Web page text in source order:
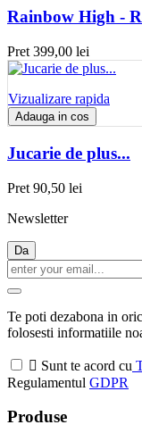
Rainbow High -
Pret 399,00 lei
Vizualizare rapida
Adauga in cos
Jucarie de plus...
Pret 90,50 lei
Newsletter
Te poti dezabona in
folosesti informatiile
 Sunt te acord cu
Regulamentul GDPR
Produse